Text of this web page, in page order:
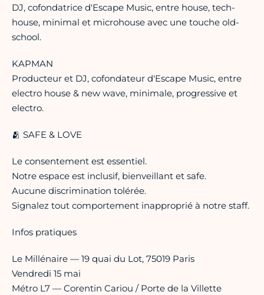
DJ, cofondatrice d'Escape Music, entre house, tech-
house, minimal et microhouse avec une touche old-
school.
KAPMAN
Producteur et DJ, cofondateur d'Escape Music, entre
electro house & new wave, minimale, progressive et
electro.
🫂 SAFE & LOVE
Le consentement est essentiel.
Notre espace est inclusif, bienveillant et safe.
Aucune discrimination tolérée.
Signalez tout comportement inapproprié à notre staff.
Infos pratiques
Le Millénaire — 19 quai du Lot, 75019 Paris
Vendredi 15 mai
Métro L7 — Corentin Cariou / Porte de la Villette